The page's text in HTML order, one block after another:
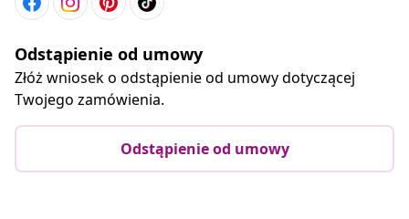
Odstąpienie od umowy
Złóż wniosek o odstąpienie od umowy dotyczącej
Twojego zamówienia.
Odstąpienie od umowy